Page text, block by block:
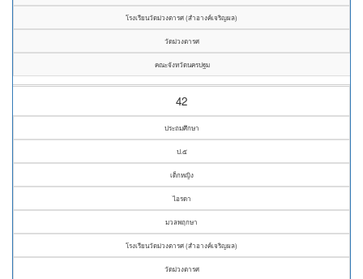
โรงเรียนวัดม่วงตารศ (สำอางค์เจริญผล)
วัดม่วงตารศ
คณะจังหวัดนครปฐม
42
ประถมศึกษา
ป.๕
เด็กหญิง
ไอรดา
มวลพฤกษา
โรงเรียนวัดม่วงตารศ (สำอางค์เจริญผล)
วัดม่วงตารศ